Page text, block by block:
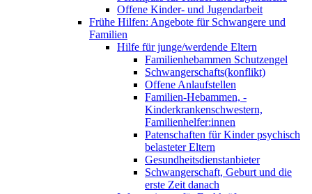
Offene Kinder- und Jugendarbeit
Frühe Hilfen: Angebote für Schwangere und
Familien
Hilfe für junge/werdende Eltern
Familienhebammen Schutzengel
Schwangerschafts(konflikt)
Offene Anlaufstellen
Familien-Hebammen, -
Kinderkrankenschwestern,
Familienhelfer:innen
Patenschaften für Kinder psychisch
belasteter Eltern
Gesundheitsdienstanbieter
Schwangerschaft, Geburt und die
erste Zeit danach